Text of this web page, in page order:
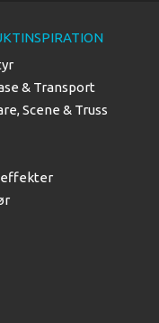
& Transport
Scene & Truss